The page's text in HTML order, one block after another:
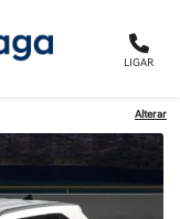
LIGAR
Alterar